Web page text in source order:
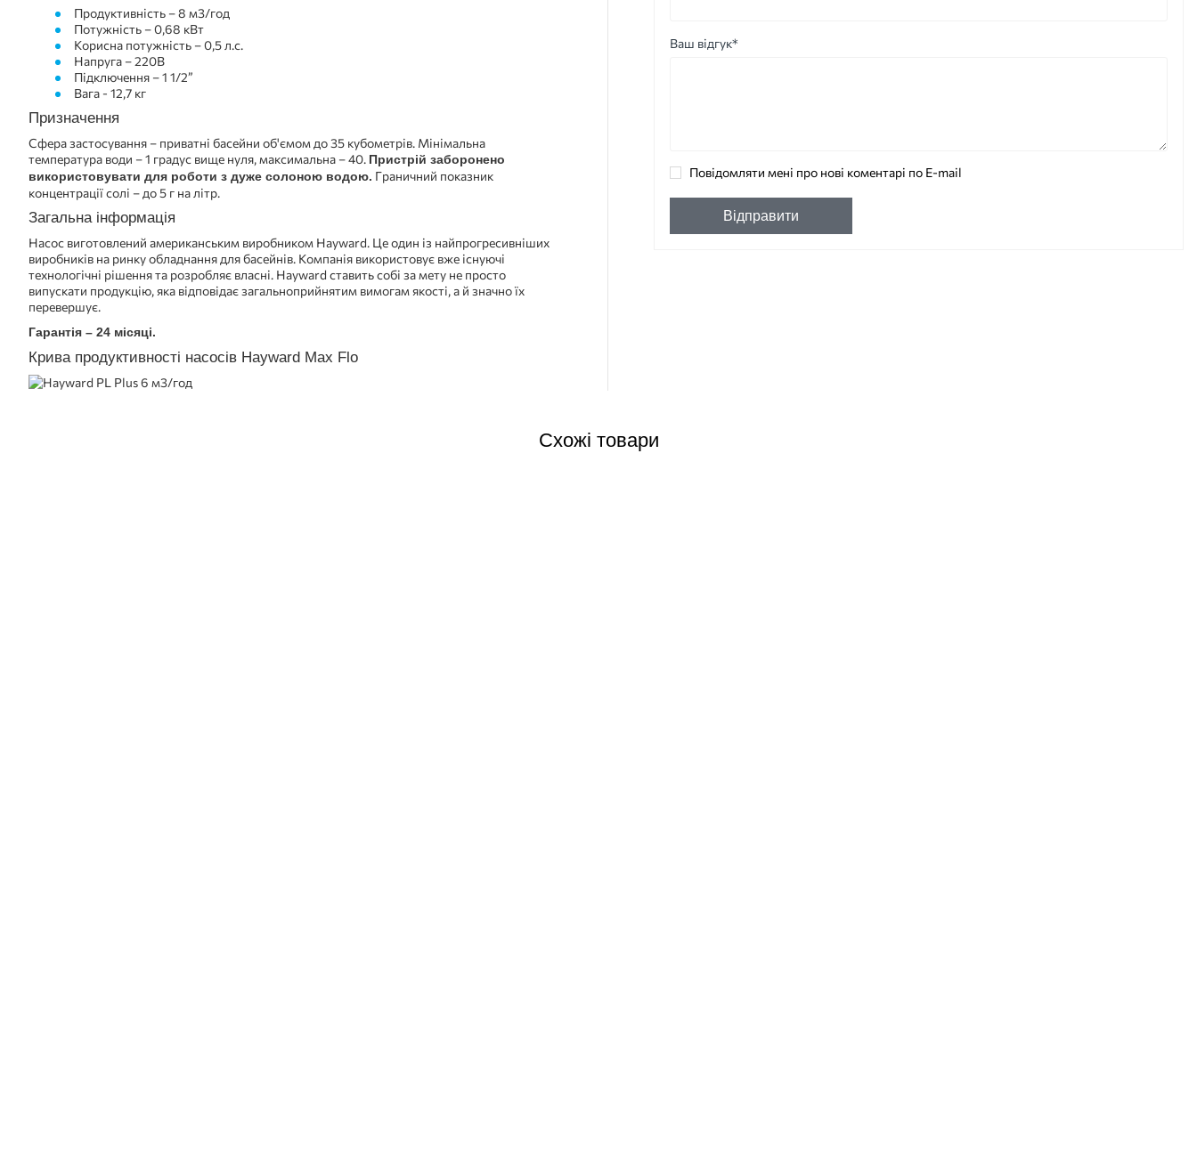
Продуктивність – 8 м3/год
Потужність – 0,68 кВт
Корисна потужність – 0,5 л.с.
Напруга – 220В
Підключення – 1 1/2”
Вага - 12,7 кг
Призначення
Сфера застосування – приватні басейни об'ємом до 35 кубометрів. Мінімальна
температура води – 1 градус вище нуля, максимальна – 40. Пристрій заборонено
використовувати для роботи з дуже солоною водою. Граничний показник
концентрації солі – до 5 г на літр.
Загальна інформація
Насос виготовлений американським виробником Hayward. Це один із найпрогресивніших
виробників на ринку обладнання для басейнів. Компанія використовує вже існуючі
технологічні рішення та розробляє власні. Hayward ставить собі за мету не просто
випускати продукцію, яка відповідає загальноприйнятим вимогам якості, а й значно їх
перевершує.
Гарантія – 24 місяці.
Крива продуктивності насосів Hayward Max Flo
Ваш відгук*
Повідомляти мені про нові коментарі по E-mail
Відправити
Схожі товари